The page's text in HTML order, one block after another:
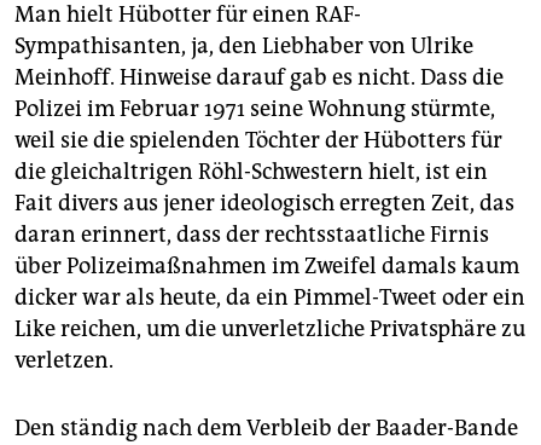
Man hielt Hübotter für einen RAF-
Sympathisanten, ja, den Liebhaber von Ulrike
Meinhoff. Hinweise darauf gab es nicht. Dass die
Polizei im Februar 1971 seine Wohnung stürmte,
weil sie die spielenden Töchter der Hübotters für
die gleichaltrigen Röhl-Schwestern hielt, ist ein
Fait divers aus jener ideologisch erregten Zeit, das
daran erinnert, dass der rechtsstaatliche Firnis
über Polizeimaßnahmen im Zweifel damals kaum
dicker war als heute, da ein Pimmel-Tweet oder ein
Like reichen, um die unverletzliche Privatsphäre zu
verletzen.
Den ständig nach dem Verbleib der Baader-Bande